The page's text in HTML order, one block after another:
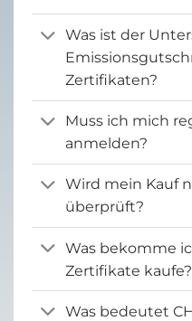
Was ist der
Zertifikaten?
Muss ich mich
anmelden?
Wird mein Kauf
überprüft?
Was bekomme
Zertifikate kaufe?
Was bedeutet